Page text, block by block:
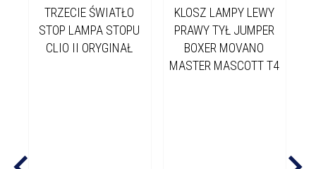
TRZECIE ŚWIATŁO
STOP LAMPA STOPU
CLIO II ORYGINAŁ
KLOSZ LAMPY LEWY
PRAWY TYŁ JUMPER
BOXER MOVANO
MASTER MASCOTT T4